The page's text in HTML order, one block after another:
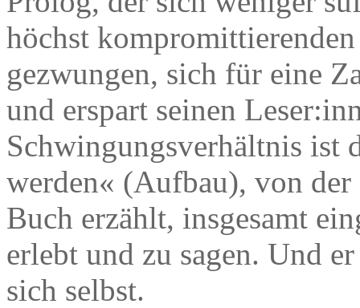
höchst
gezwungen, sich für eine
und erspart seinen
Schwingungsverhältnis ist
werden« (Aufbau), von
Buch erzählt, insgesamt
erlebt und zu sagen. Und
sich selbst.